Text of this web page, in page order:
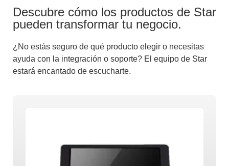
Descubre cómo los productos de Star
pueden transformar tu negocio.
¿No estás seguro de qué producto elegir o necesitas
ayuda con la integración o soporte? El equipo de Star
estará encantado de escucharte.